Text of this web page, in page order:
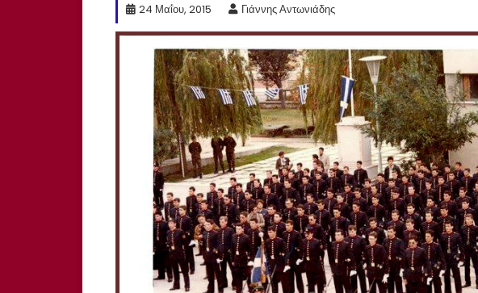
24 Μαΐου, 2015 Γιάννης Αντωνιάδης